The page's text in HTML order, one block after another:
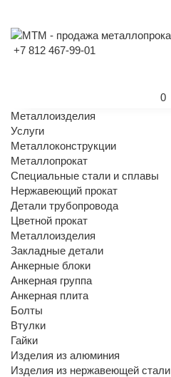
+7 812 467-99-01
0
Металлоизделия
Услуги
Металлоконструкции
Металлопрокат
Специальные стали и сплавы
Нержавеющий прокат
Детали трубопровода
Цветной прокат
Металлоизделия
Закладные детали
Анкерные блоки
Анкерная группа
Анкерная плита
Болты
Втулки
Гайки
Изделия из алюминия
Изделия из нержавеющей стали